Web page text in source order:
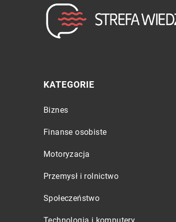
KATEGORIE
Biznes
Finanse osobiste
Motoryzacja
Przemysł i rolnictwo
Społeczeństwo